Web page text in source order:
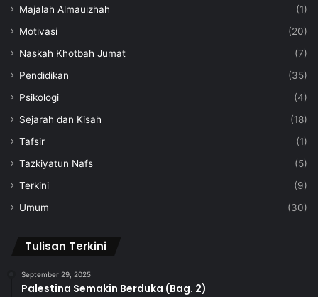
Majalah Almauizhah
(1)
Motivasi
(20)
Naskah Khotbah Jumat
(7)
Pendidikan
(35)
Psikologi
(4)
Sejarah dan Kisah
(18)
Tafsir
(1)
Tazkiyatun Nafs
(5)
Terkini
(9)
Umum
(30)
Tulisan Terkini
September 29, 2025
Palestina Semakin Berduka (Bag. 2)